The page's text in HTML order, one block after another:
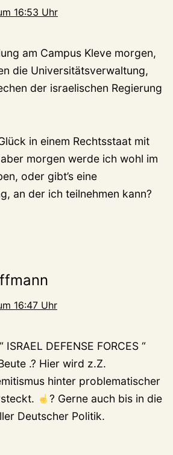
16:53 Uhr
am Campus Kleve morgen,
die Universitätsverwaltung,
der israelischen Regierung
in einem Rechtsstaat mit
morgen werde ich wohl im
oder gibt’s eine
an der ich teilnehmen kann?
16:47 Uhr
DEFENSE FORCES “
.? Hier wird z.Z.
hinter problematischer
? Gerne auch bis in die
Deutscher Politik.